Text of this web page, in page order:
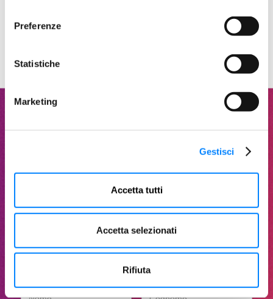
Preferenze
Statistiche
Marketing
Gestisci
Accetta tutti
Accetta selezionati
Rifiuta
l’osservazione critica della realtà
capacità di
Il testo di questo Spark è stato generato da
nella tua email.
Come vediamo il mondo,
raccontato in piccole scintille